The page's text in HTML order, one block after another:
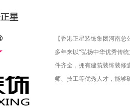
【香港正星装饰集团河南
多年来以“弘扬中华优秀传
件齐全，拥有建筑装饰装修
师、技工等优秀人才，能够